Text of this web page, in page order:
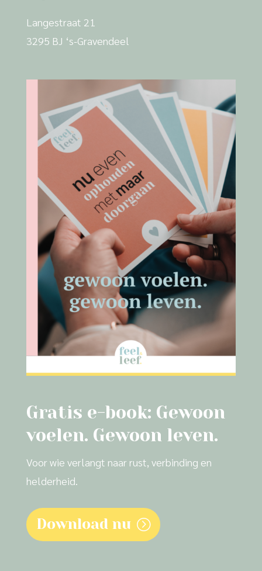
Langestraat 21
3295 BJ ‘s-Gravendeel
Gratis e-book: Gewoon
voelen. Gewoon leven.
Voor wie verlangt naar rust, verbinding en
helderheid.
Download nu